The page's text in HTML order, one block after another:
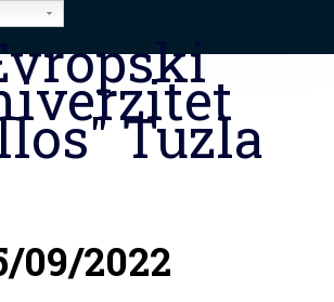
Tuzla
09/2022